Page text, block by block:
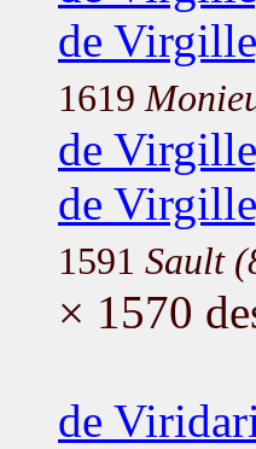
de
1619
de
de
1591 Sault
× 1570
de